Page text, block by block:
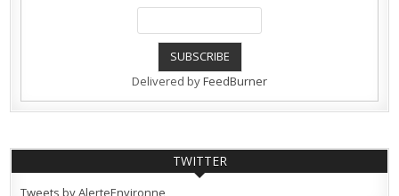
Delivered byFeedBurner
TWITTER
Tweets by AlerteEnvironne